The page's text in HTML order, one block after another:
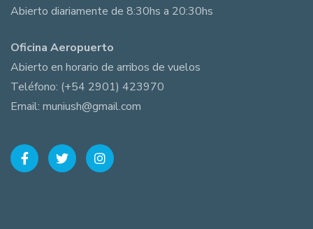
Abierto diariamente de 8:30hs a 20:30hs
Oficina Aeropuerto
Abierto en horario de arribos de vuelos
Teléfono: (+54 2901) 423970
Email: muniush@gmail.com